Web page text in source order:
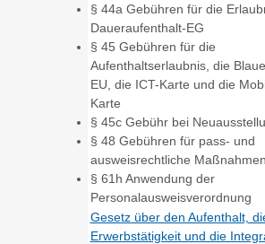
§ 44a Gebühren für die
Daueraufenthalt-EG
§ 45 Gebühren für die
Aufenthaltserlaubnis, die
EU, die ICT-Karte und die
Karte
§ 45c Gebühr bei
§ 48 Gebühren für pass- und
ausweisrechtliche Maßnahmen
§ 61h Anwendung der
Personalausweisverordnung
Gesetz über den Aufenthalt,
Erwerbstätigkeit und die